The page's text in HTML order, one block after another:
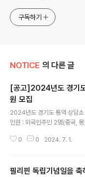
구독하기
NOTICE 의 다른 글
[공고]2024년도 경기
원 모집
2024년도 경기도 통역 상담
인원 : 외국인주민 2명(중국,
간 : 2024. 7. 18. ~ 2024. 12.
주) 2) 한국어능력 (①~③ 중 하
0 0 2024. 7. 1.
필리핀 독립기념일을 축